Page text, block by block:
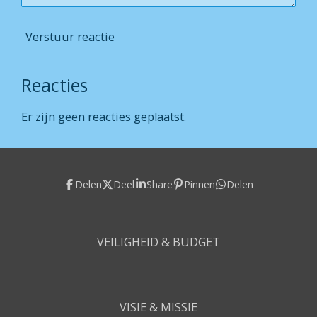
Verstuur reactie
Reacties
Er zijn geen reacties geplaatst.
Delen Deel Share Pinnen Delen
VEILIGHEID & BUDGET
VISIE & MISSIE